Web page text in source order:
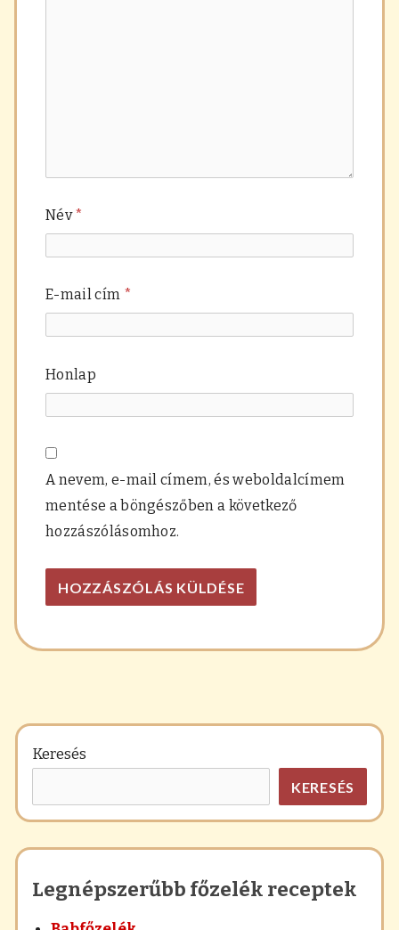
Név*
E-mail cím *
Honlap
A nevem, e-mail címem, és weboldalcímem
mentése a böngészőben a következő
hozzászólásomhoz.
Keresés
KERESÉS
Legnépszerűbb főzelék receptek